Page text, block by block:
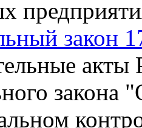
закон
закона